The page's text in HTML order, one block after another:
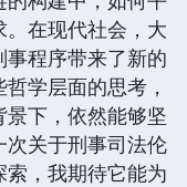
在现代社会，大
程序带来了新的
学层面的思考，
下，依然能够坚
关于刑事司法伦
，我期待它能为